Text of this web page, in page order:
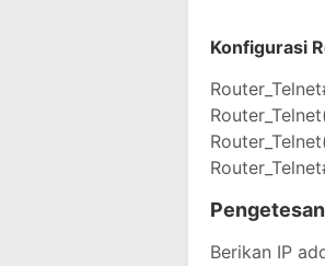
Konfigurasi
Berikan IP